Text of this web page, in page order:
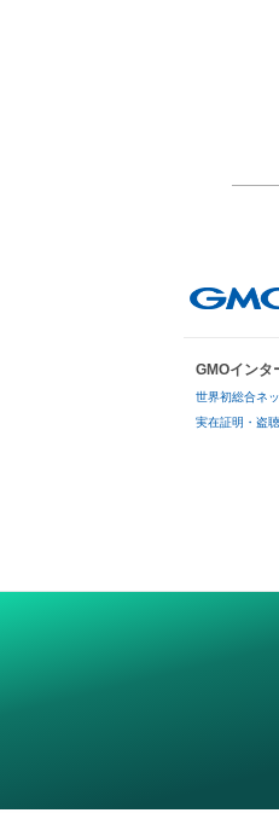
GMOインタ
世界初総合ネ
実在証明・盗